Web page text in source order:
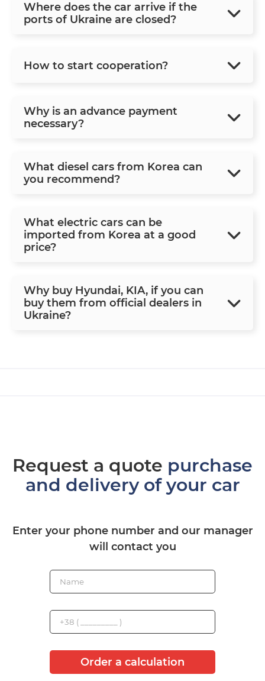
Where does the car arrive if the
ports of Ukraine are closed?
How to start cooperation?
Why is an advance payment
necessary?
What diesel cars from Korea can
you recommend?
What electric cars can be
imported from Korea at a good
price?
Why buy Hyundai, KIA, if you can
buy them from official dealers in
Ukraine?
Request a quote purchase
and delivery of your car
Enter your phone number and our manager
will contact you
Order a calculation